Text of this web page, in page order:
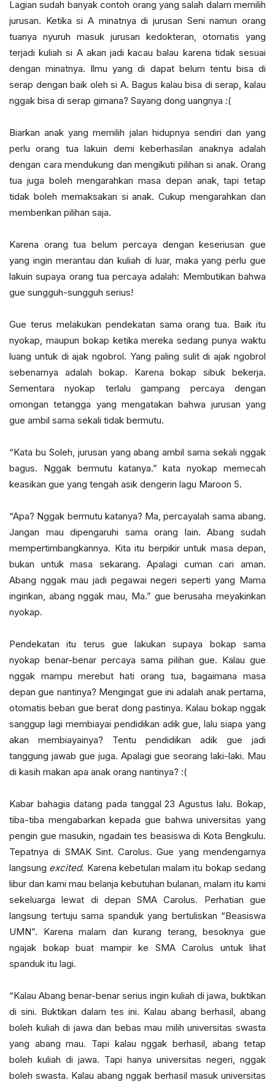
Lagian sudah banyak contoh orang yang salah dalam memilih
jurusan. Ketika si A minatnya di jurusan Seni namun orang
tuanya nyuruh masuk jurusan kedokteran, otomatis yang
terjadi kuliah si A akan jadi kacau balau karena tidak sesuai
dengan minatnya. Ilmu yang di dapat belum tentu bisa di
serap dengan baik oleh si A. Bagus kalau bisa di serap, kalau
nggak bisa di serap gimana? Sayang dong uangnya :(
Biarkan anak yang memilih jalan hidupnya sendiri dan yang
perlu orang tua lakuin demi keberhasilan anaknya adalah
dengan cara mendukung dan mengikuti pilihan si anak. Orang
tua juga boleh mengarahkan masa depan anak, tapi tetap
tidak boleh memaksakan si anak. Cukup mengarahkan dan
memberikan pilihan saja.
Karena orang tua belum percaya dengan keseriusan gue
yang ingin merantau dan kuliah di luar, maka yang perlu gue
lakuin supaya orang tua percaya adalah: Membutikan bahwa
gue sungguh-sungguh serius!
Gue terus melakukan pendekatan sama orang tua. Baik itu
nyokap, maupun bokap ketika mereka sedang punya waktu
luang untuk di ajak ngobrol. Yang paling sulit di ajak ngobrol
sebenarnya adalah bokap. Karena bokap sibuk bekerja.
Sementara nyokap terlalu gampang percaya dengan
omongan tetangga yang mengatakan bahwa jurusan yang
gue ambil sama sekali tidak bermutu.
“Kata bu Soleh, jurusan yang abang ambil sama sekali nggak
bagus. Nggak bermutu katanya.” kata nyokap memecah
keasikan gue yang tengah asik dengerin lagu Maroon 5.
“Apa? Nggak bermutu katanya? Ma, percayalah sama abang.
Jangan mau dipengaruhi sama orang lain. Abang sudah
mempertimbangkannya. Kita itu berpikir untuk masa depan,
bukan untuk masa sekarang. Apalagi cuman cari aman.
Abang nggak mau jadi pegawai negeri seperti yang Mama
inginkan, abang nggak mau, Ma.” gue berusaha meyakinkan
nyokap.
Pendekatan itu terus gue lakukan supaya bokap sama
nyokap benar-benar percaya sama pilihan gue. Kalau gue
nggak mampu merebut hati orang tua, bagaimana masa
depan gue nantinya? Mengingat gue ini adalah anak pertama,
otomatis beban gue berat dong pastinya. Kalau bokap nggak
sanggup lagi membiayai pendidikan adik gue, lalu siapa yang
akan membiayainya? Tentu pendidikan adik gue jadi
tanggung jawab gue juga. Apalagi gue seorang laki-laki. Mau
di kasih makan apa anak orang nantinya? :(
Kabar bahagia datang pada tanggal 23 Agustus lalu. Bokap,
tiba-tiba mengabarkan kepada gue bahwa universitas yang
pengin gue masukin, ngadain tes beasiswa di Kota Bengkulu.
Tepatnya di SMAK Sint. Carolus. Gue yang mendengarnya
langsung excited. Karena kebetulan malam itu bokap sedang
libur dan kami mau belanja kebutuhan bulanan, malam itu kami
sekeluarga lewat di depan SMA Carolus. Perhatian gue
langsung tertuju sama spanduk yang bertuliskan “Beasiswa
UMN”. Karena malam dan kurang terang, besoknya gue
ngajak bokap buat mampir ke SMA Carolus untuk lihat
spanduk itu lagi.
“Kalau Abang benar-benar serius ingin kuliah di jawa, buktikan
di sini. Buktikan dalam tes ini. Kalau abang berhasil, abang
boleh kuliah di jawa dan bebas mau milih universitas swasta
yang abang mau. Tapi kalau nggak berhasil, abang tetap
boleh kuliah di jawa. Tapi hanya universitas negeri, nggak
boleh swasta. Kalau abang nggak berhasil masuk universitas